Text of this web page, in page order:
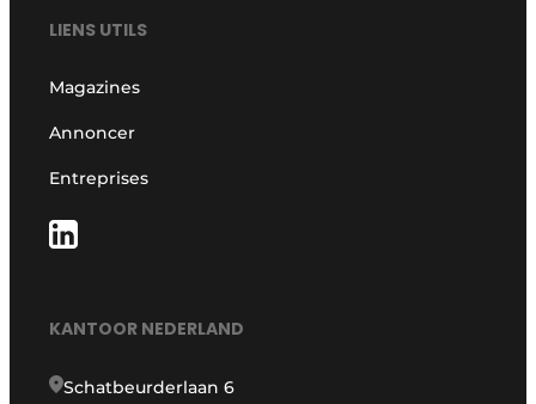
LIENS UTILS
Magazines
Annoncer
Entreprises
KANTOOR NEDERLAND
Schatbeurderlaan 6